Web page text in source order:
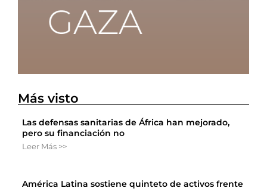
Más visto
Las defensas sanitarias de África han mejorado,
pero su financiación no
Leer Más >>
América Latina sostiene quinteto de activos frente